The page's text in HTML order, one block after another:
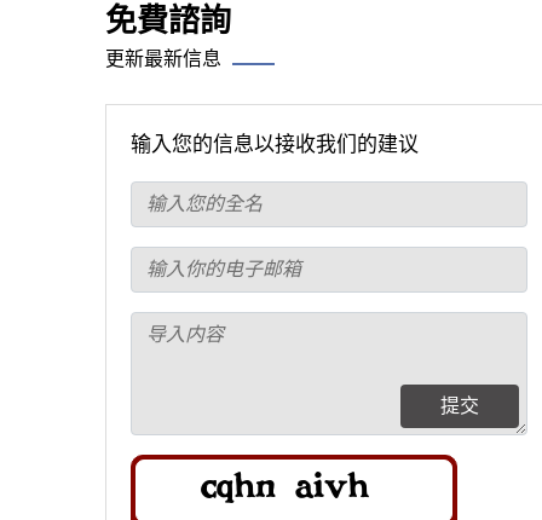
免費諮詢
更新最新信息
输入您的信息以接收我们的建议
提交